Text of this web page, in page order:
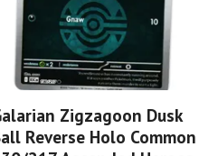
Zigzagoon Dusk
Reverse Holo Common